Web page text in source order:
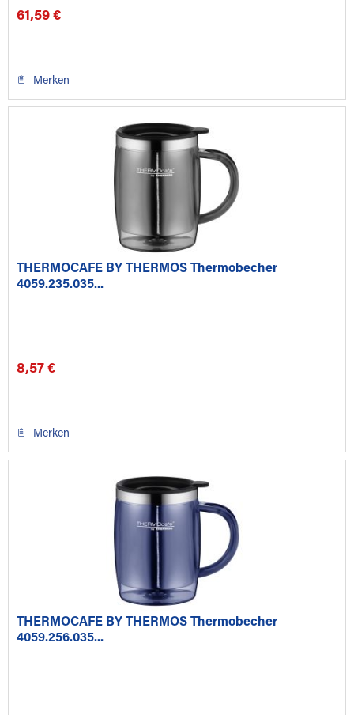
61,59 €
Merken
THERMOCAFE BY THERMOS Thermobecher
4059.235.035...
8,57 €
Merken
THERMOCAFE BY THERMOS Thermobecher
4059.256.035...